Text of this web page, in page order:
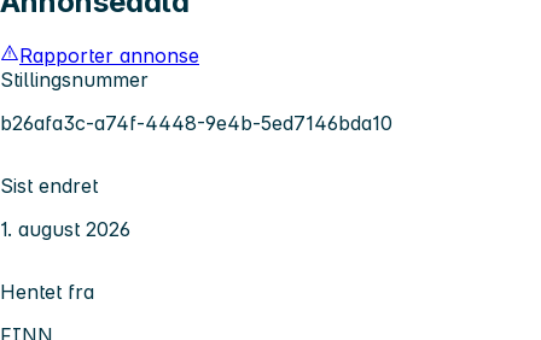
Rapporter annonse
Stillingsnummer
b26afa3c-a74f-4448-9e4b-5ed7146bda10
Sist endret
1. august 2026
Hentet fra
FINN